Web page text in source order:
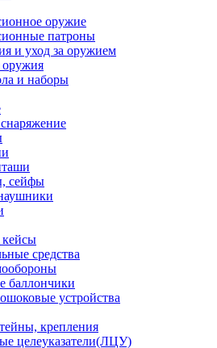
оружие
патроны
и уход за оружием
оружия
и наборы
сейфы
средства
баллончики
устройства
крепления
целеуказатели(ЛЦУ)